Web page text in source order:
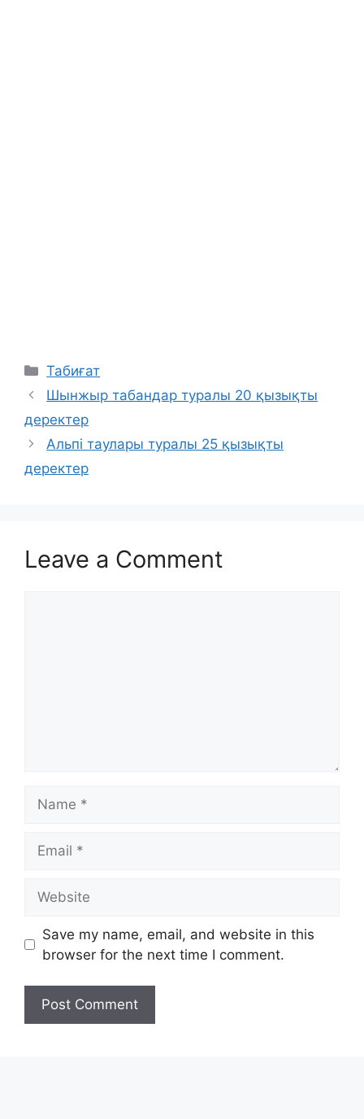
Categories
Табиғат
Шынжыр табандар туралы 20 қызықты
деректер
Альпі таулары туралы 25 қызықты
деректер
Leave a Comment
Save my name, email, and website in this
browser for the next time I comment.